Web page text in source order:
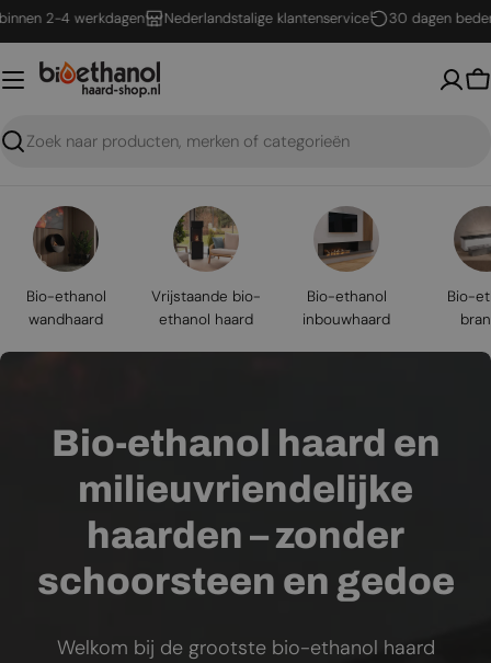
Ga
naar
inhoud
4 werkdagen Nederlandstalige klantenservice 30 dagen bedenktijd
Zoeken
Bio-ethanol
wandhaard
Vrijstaande bio-
ethanol haard
Bio-ethanol
inbouwhaard
Bio-
Bio-ethanol haard en
milieuvriendelijke
haarden – zonder
schoorsteen en gedoe
Welkom bij de grootste bio-ethanol haard